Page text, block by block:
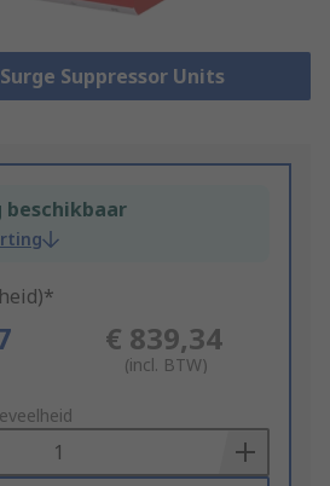
Suppressor Units
€ 839,34
(incl. BTW)